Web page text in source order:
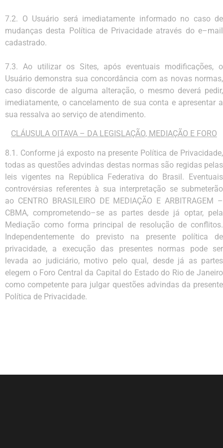
7.2. O Usuário será imediatamente informado no caso de
mudanças desta Política de Privacidade através do e–mail
cadastrado.
7.3. Ao utilizar os Sites, após eventuais modificações, o
Usuário demonstra sua concordância com as novas normas,
caso discorde de alguma alteração, o mesmo deverá pedir,
imediatamente, o cancelamento de sua conta e apresentar a
sua ressalva ao serviço de atendimento.
CLÁUSULA OITAVA – DA LEGISLAÇÃO, MEDIAÇÃO E FORO
8.1. Conforme já exposto na presente Política de Privacidade,
todas as questões advindas destas normas são regidas pelas
leis vigentes na República Federativa do Brasil. Eventuais
controvérsias referentes à sua interpretação se submeterão
ao CENTRO BRASILEIRO DE MEDIAÇÃO E ARBITRAGEM –
CBMA, comprometendo–se as partes desde já optar, pela
Mediação como forma principal de resolução de conflitos.
Independentemente do previsto na presente política de
privacidade, a execução das presentes normas pode
ser
levada ao judiciário, motivo pelo qual, desde já as partes
elegem o Foro Central da Capital do Estado do Rio de Janeiro
como competente para julgar questões advindas da presente
Política de Privacidade.